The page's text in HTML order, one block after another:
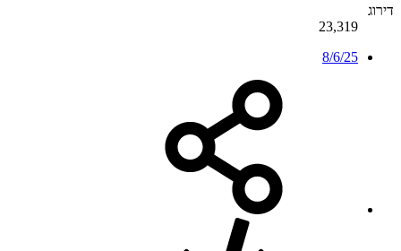
דירוג
23,319
8/6/25